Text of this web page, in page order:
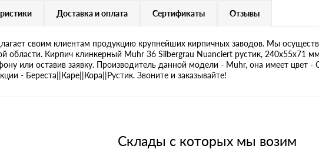
Доставка и оплата Сертификаты Отзывы
своим клиентам продукцию крупнейших кирпичных заводов. Мы
области. Кирпич клинкерный Muhr 36 Silbergrau Nuanciert рустик, 240х55х71
или оставив заявку. Производитель данной модели - Muhr, она имеет цвет
- Береста||Каре||Кора||Рустик. Звоните и заказывайте!
Склады с которых мы возим